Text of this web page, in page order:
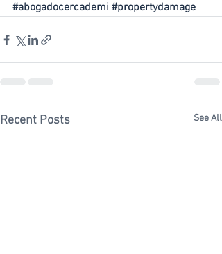
#abogadocercademi #propertydamage
Recent Posts See All